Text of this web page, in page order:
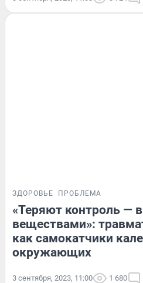
ЗДОРОВЬЕ ПРОБЛЕМА
«Теряют контроль —
веществами»:
как самокатчики
окружающих
3 сентября, 2023, 11:00 1 680